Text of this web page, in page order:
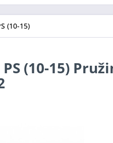
(10-15)
PS (10-15)